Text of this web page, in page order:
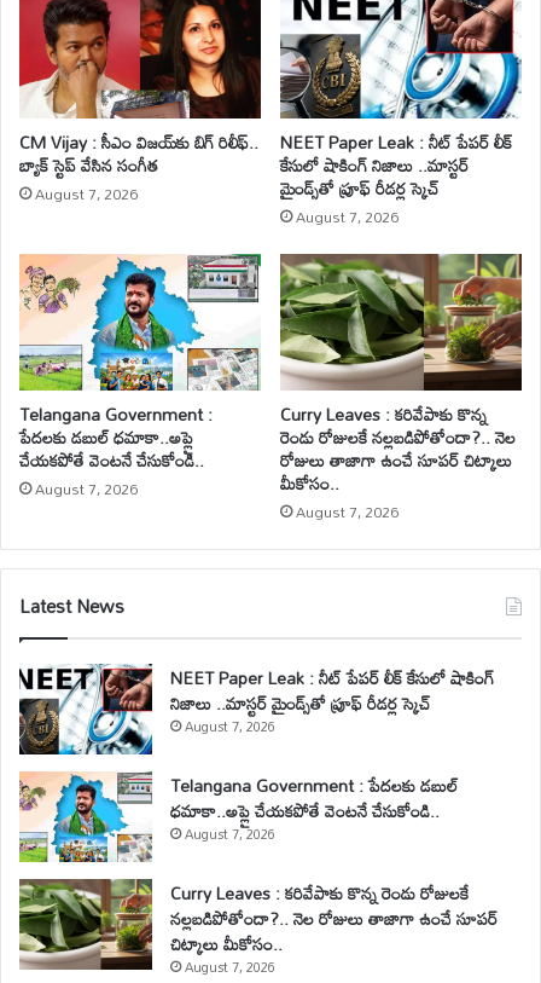
CM Vijay : సీఎం విజయ్‌కు బిగ్ రిలీఫ్..
బ్యాక్ స్టెప్ వేసిన సంగీత
August 7, 2026
NEET Paper Leak : నీట్ పేపర్ లీక్
కేసులో షాకింగ్ నిజాలు ..మాస్టర్
మైండ్స్‌తో ప్రూఫ్ రీడర్ల స్కెచ్
August 7, 2026
Telangana Government :
పేదలకు డబుల్ ధమాకా..అప్లై
చేయకపోతే వెంటనే చేసుకోండి..
August 7, 2026
Curry Leaves : కరివేపాకు కొన్న
రెండు రోజులకే నల్లబడిపోతోందా?.. నెల
రోజులు తాజాగా ఉంచే సూపర్ చిట్కాలు
మీకోసం..
August 7, 2026
Latest News
NEET Paper Leak : నీట్ పేపర్ లీక్ కేసులో షాకింగ్
నిజాలు ..మాస్టర్ మైండ్స్‌తో ప్రూఫ్ రీడర్ల స్కెచ్
August 7, 2026
Telangana Government : పేదలకు డబుల్
ధమాకా..అప్లై చేయకపోతే వెంటనే చేసుకోండి..
August 7, 2026
Curry Leaves : కరివేపాకు కొన్న రెండు రోజులకే
నల్లబడిపోతోందా?.. నెల రోజులు తాజాగా ఉంచే సూపర్
చిట్కాలు మీకోసం..
August 7, 2026